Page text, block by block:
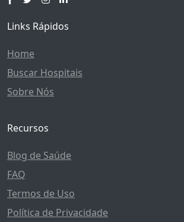
Links Rápidos
Home
Buscar Hospitais
Sobre Nós
Recursos
Blog de Saúde
FAQ
Termos de Uso
Política de Privacidade